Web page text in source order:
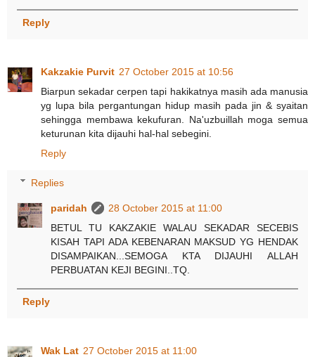
Reply
Kakzakie Purvit 27 October 2015 at 10:56
Biarpun sekadar cerpen tapi hakikatnya masih ada manusia
yg lupa bila pergantungan hidup masih pada jin & syaitan
sehingga membawa kekufuran. Na'uzbuillah moga semua
keturunan kita dijauhi hal-hal sebegini.
Reply
Replies
paridah
28 October 2015 at 11:00
BETUL TU KAKZAKIE WALAU SEKADAR SECEBIS
KISAH TAPI ADA KEBENARAN MAKSUD YG HENDAK
DISAMPAIKAN...SEMOGA KTA DIJAUHI ALLAH
PERBUATAN KEJI BEGINI..TQ.
Reply
Wak Lat 27 October 2015 at 11:00